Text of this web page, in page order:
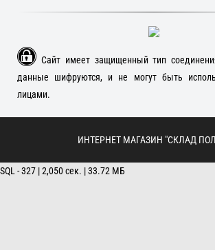
Сайт имеет защищенный тип
данные шифруются, и не могут быть
лицами.
ИНТЕРНЕТ МАГАЗИН "СКЛАД
SQL - 327 | 2,050 сек. | 33.72 МБ